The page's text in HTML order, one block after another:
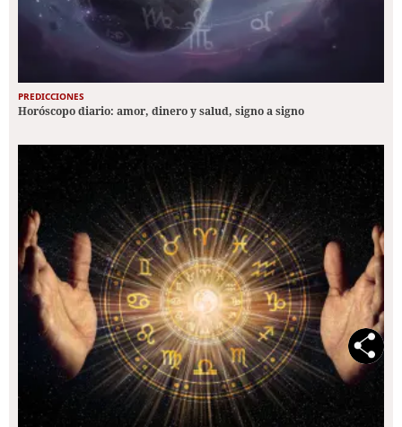
PREDICCIONES
Horóscopo diario: amor, dinero y salud, signo a signo